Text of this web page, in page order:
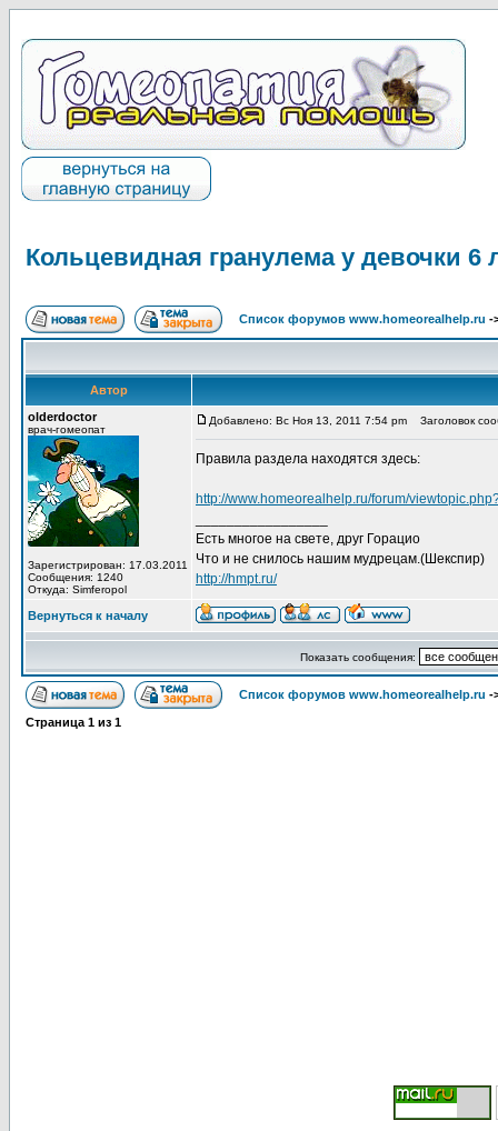
Кольцевидная гранулема у девочки 6
Список форумов www.homeorealhelp.ru -
Автор
olderdoctor
врач-гомеопат
Зарегистрирован: 17.03.2011
Сообщения: 1240
Откуда: Simferopol
Добавлено: Вс Ноя 13, 2011 7:54 pm Заголовок
Правила раздела находятся здесь:
http://www.homeorealhelp.ru/forum/
Есть многое на свете, друг Горацио
Что и не снилось нашим мудрецам.(Шекспир)
http://hmpt.ru/
Вернуться к началу
Показать сообщения:
Список форумов www.homeorealhelp.ru -
Страница 1 из 1